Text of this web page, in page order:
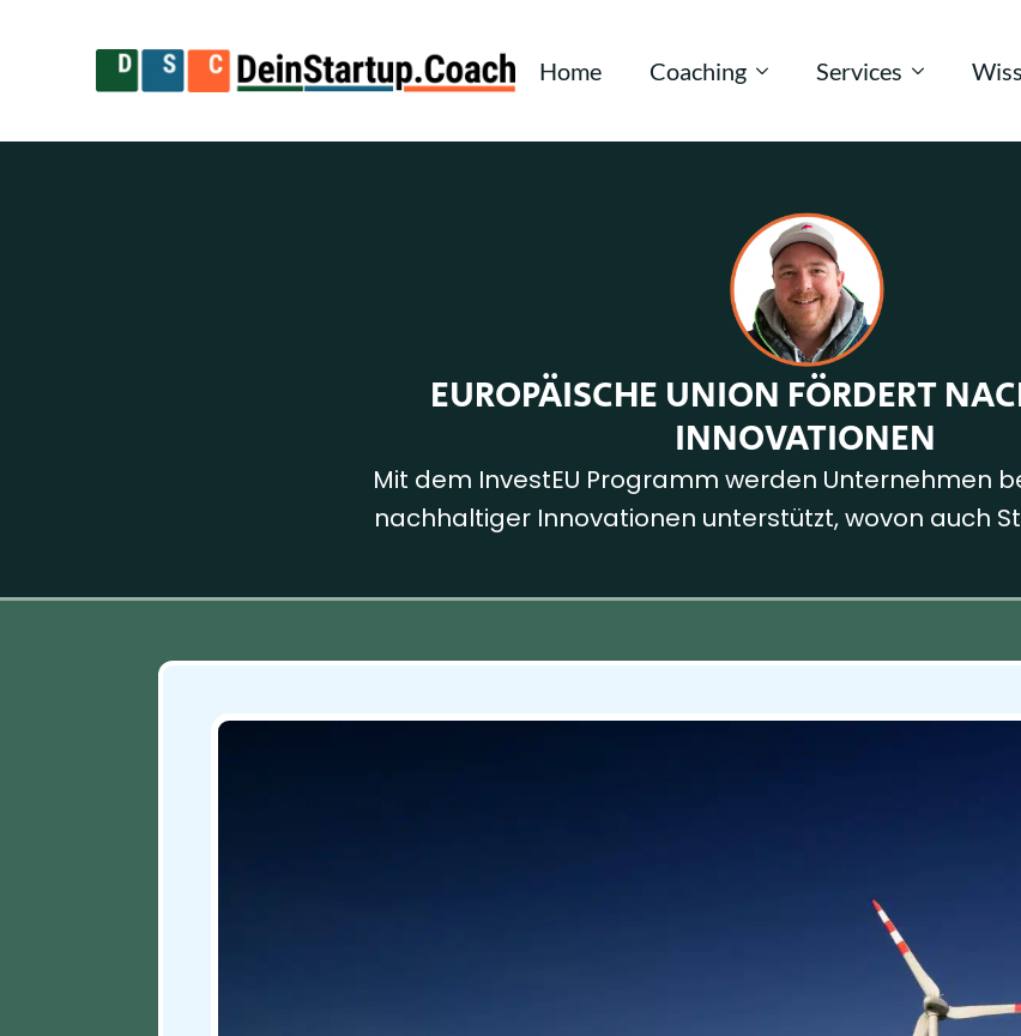
Home Coaching Services
EUROPÄISCHE UNION FÖRDERT
INNOVATIONEN
Mit dem InvestEU Programm werden Unternehmen
nachhaltiger Innovationen unterstützt, wovon auch